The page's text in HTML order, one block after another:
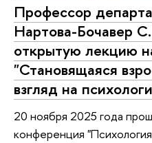
Профессор
Нартова-Бочавер
открытую лекцию
"Становящаяся
взгляд на
20 ноября 2025 года
конференция